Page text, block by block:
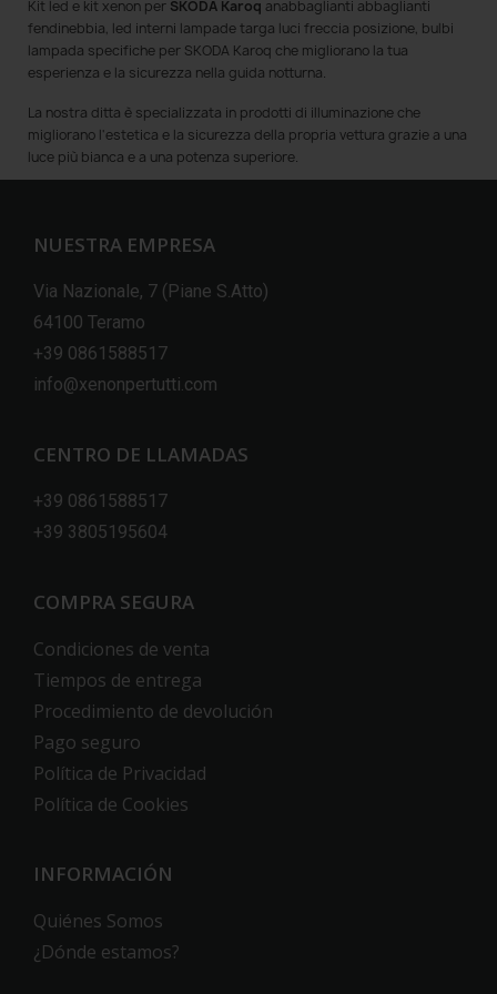
Kit led e kit xenon per SKODA Karoq anabbaglianti abbaglianti
fendinebbia, led interni lampade targa luci freccia posizione, bulbi
lampada specifiche per SKODA Karoq che migliorano la tua
esperienza e la sicurezza nella guida notturna.
La nostra ditta è specializzata in prodotti di illuminazione che
migliorano l'estetica e la sicurezza della propria vettura grazie a una
luce più bianca e a una potenza superiore.
NUESTRA EMPRESA
Via Nazionale, 7 (Piane S.Atto)
64100 Teramo
+39 0861588517
info@xenonpertutti.com
CENTRO DE LLAMADAS
+39 0861588517
+39 3805195604
COMPRA SEGURA
Condiciones de venta
Tiempos de entrega
Procedimiento de devolución
Pago seguro
Política de Privacidad
Política de Cookies
INFORMACIÓN
Quiénes Somos
¿Dónde estamos?